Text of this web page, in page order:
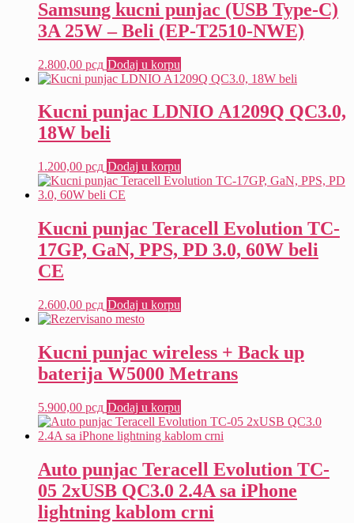
Samsung kucni punjac (USB Type-C)
3A 25W – Beli (EP-T2510-NWE)
2.800,00 рсд Dodaj u korpu
Kucni punjac LDNIO A1209Q QC3.0,
18W beli
1.200,00 рсд Dodaj u korpu
Kucni punjac Teracell Evolution TC-
17GP, GaN, PPS, PD 3.0, 60W beli
CE
2.600,00 рсд Dodaj u korpu
Kucni punjac wireless + Back up
baterija W5000 Metrans
5.900,00 рсд Dodaj u korpu
Auto punjac Teracell Evolution TC-
05 2xUSB QC3.0 2.4A sa iPhone
lightning kablom crni